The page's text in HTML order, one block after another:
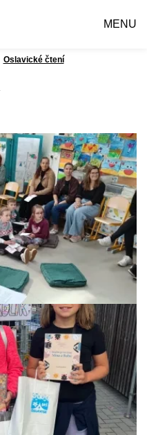
MENU
Oslavické čtení